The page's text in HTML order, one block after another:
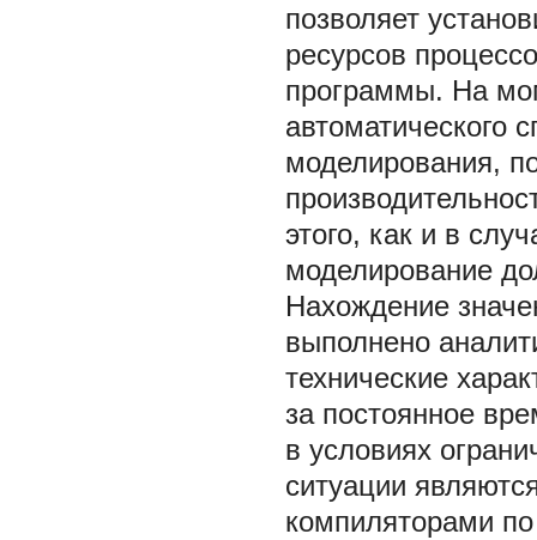
позволяет
ресурсов
программы. На
автоматического
моделирования,
этого, как и в
моделирование
Нахождение
выполнено
технические
за постоянное
в условиях
ситуации
компиляторами